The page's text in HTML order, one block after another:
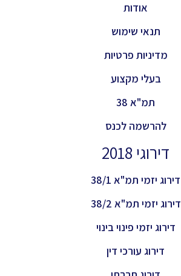
אודות
תנאי שימוש
מדיניות פרטיות
בעלי מקצוע
תמ"א 38
להרשמה לכנס
דירוגי 2018
דירוג יזמי תמ"א 38/1
דירוג יזמי תמ"א 38/2
דירוג יזמי פינוי בינוי
דירוג עורכי דין